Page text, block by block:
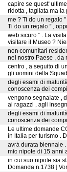
capire se quest'
ridotta , tagliata ma
me ? Ti do un regalo
Ti do un regalo ” ,
web sicuro " . La
visitare il Museo ?
non comunitari
nel nostro Paese , da
centro , a seguito di
gli uomini della
degli esami di
conoscenza dei
vengono segnalate ,
ai ragazzi , agli
degli esami di
conoscenza dei
Le ultime domande
in Italia per turismo .
avrà durata biennale
mio nipote di 15 anni
in cui suo nipote sia
Domanda n.1738 ]